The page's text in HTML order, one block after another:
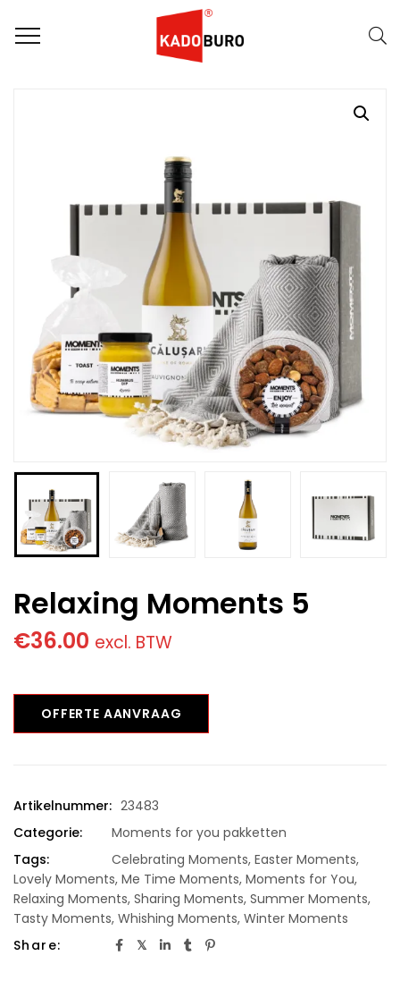
Home
Moments for you pakketten
Relaxing Moments 5
€36.00 excl. BTW
OFFERTE AANVRAAG
Artikelnummer: 23483
Categorie:
Moments for you pakketten
Tags:
Celebrating Moments, Easter Moments,
Lovely Moments, Me Time Moments, Moments for You,
Relaxing Moments, Sharing Moments, Summer Moments,
Tasty Moments, Whishing Moments, Winter Moments
Share: